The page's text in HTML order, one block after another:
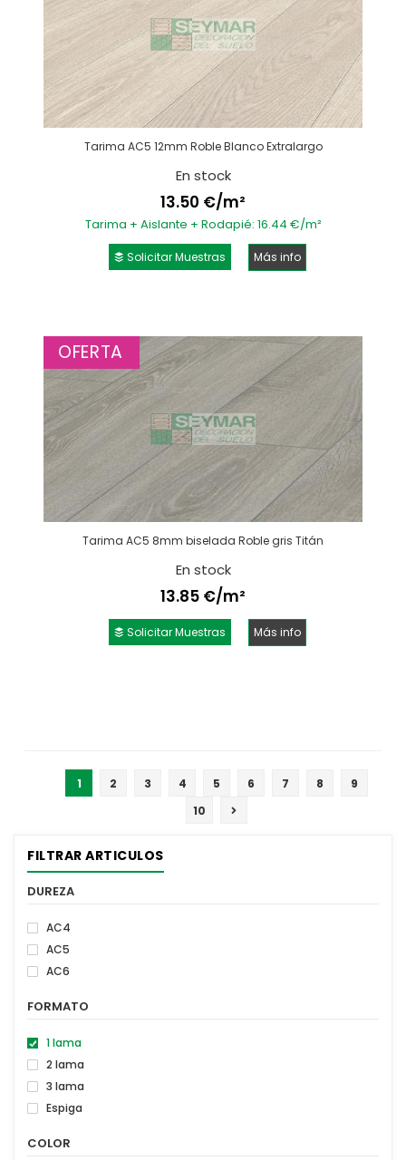
Tarima AC5 12mm Roble Blanco Extralargo
En stock
13.50 €/m²
Tarima + Aislante + Rodapié: 16.44 €/m²
Solicitar Muestras Más info
OFERTA
Tarima AC5 8mm biselada Roble gris Titán
En stock
13.85 €/m²
Solicitar Muestras Más info
1 2 3 4 5 6 7 8
9
10
FILTRAR ARTICULOS
DUREZA
AC4
AC5
AC6
FORMATO
1 lama
2 lama
3 lama
Espiga
COLOR